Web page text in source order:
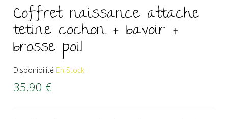
Coffret naissance attache
tetine cochon + bavoir +
brosse poil
Disponibilité En Stock
35.90 €